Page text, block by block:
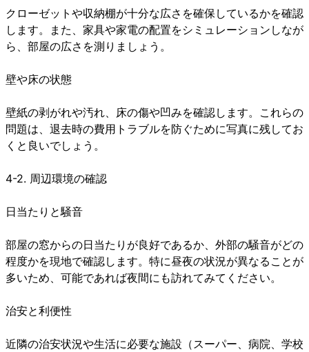
クローゼットや収納棚が十分な広さを確保しているかを確認
します。また、家具や家電の配置をシミュレーションしなが
ら、部屋の広さを測りましょう。
壁や床の状態
壁紙の剥がれや汚れ、床の傷や凹みを確認します。これらの
問題は、退去時の費用トラブルを防ぐために写真に残してお
くと良いでしょう。
4-2. 周辺環境の確認
日当たりと騒音
部屋の窓からの日当たりが良好であるか、外部の騒音がどの
程度かを現地で確認します。特に昼夜の状況が異なることが
多いため、可能であれば夜間にも訪れてみてください。
治安と利便性
近隣の治安状況や生活に必要な施設（スーパー、病院、学校